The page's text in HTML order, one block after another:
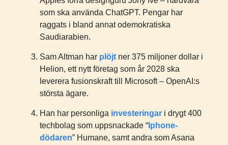
som ska använda ChatGPT. Pengar har
raggats i bland annat odemokratiska
Saudiarabien.
Sam Altman har plöjt ner 375 miljoner dollar i
Helion, ett nytt företag som år 2028 ska
leverera fusionskraft till Microsoft – OpenAI:s
största ägare.
Han har personliga investeringar i drygt 400
techbolag som uppsnackade “ Iphone-
dödaren” Humane, samt andra som Asana